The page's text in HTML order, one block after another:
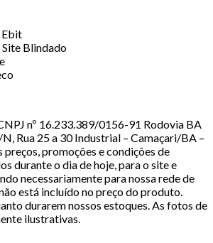
nº 16.233.389/0156-91 Rodovia BA
Rua 25 a 30 Industrial – Camaçari/BA –
preços, promoções e condições de
durante o dia de hoje, para o site e
necessariamente para nossa rede de
está incluído no preço do produto.
durarem nossos estoques. As fotos de
ilustrativas.